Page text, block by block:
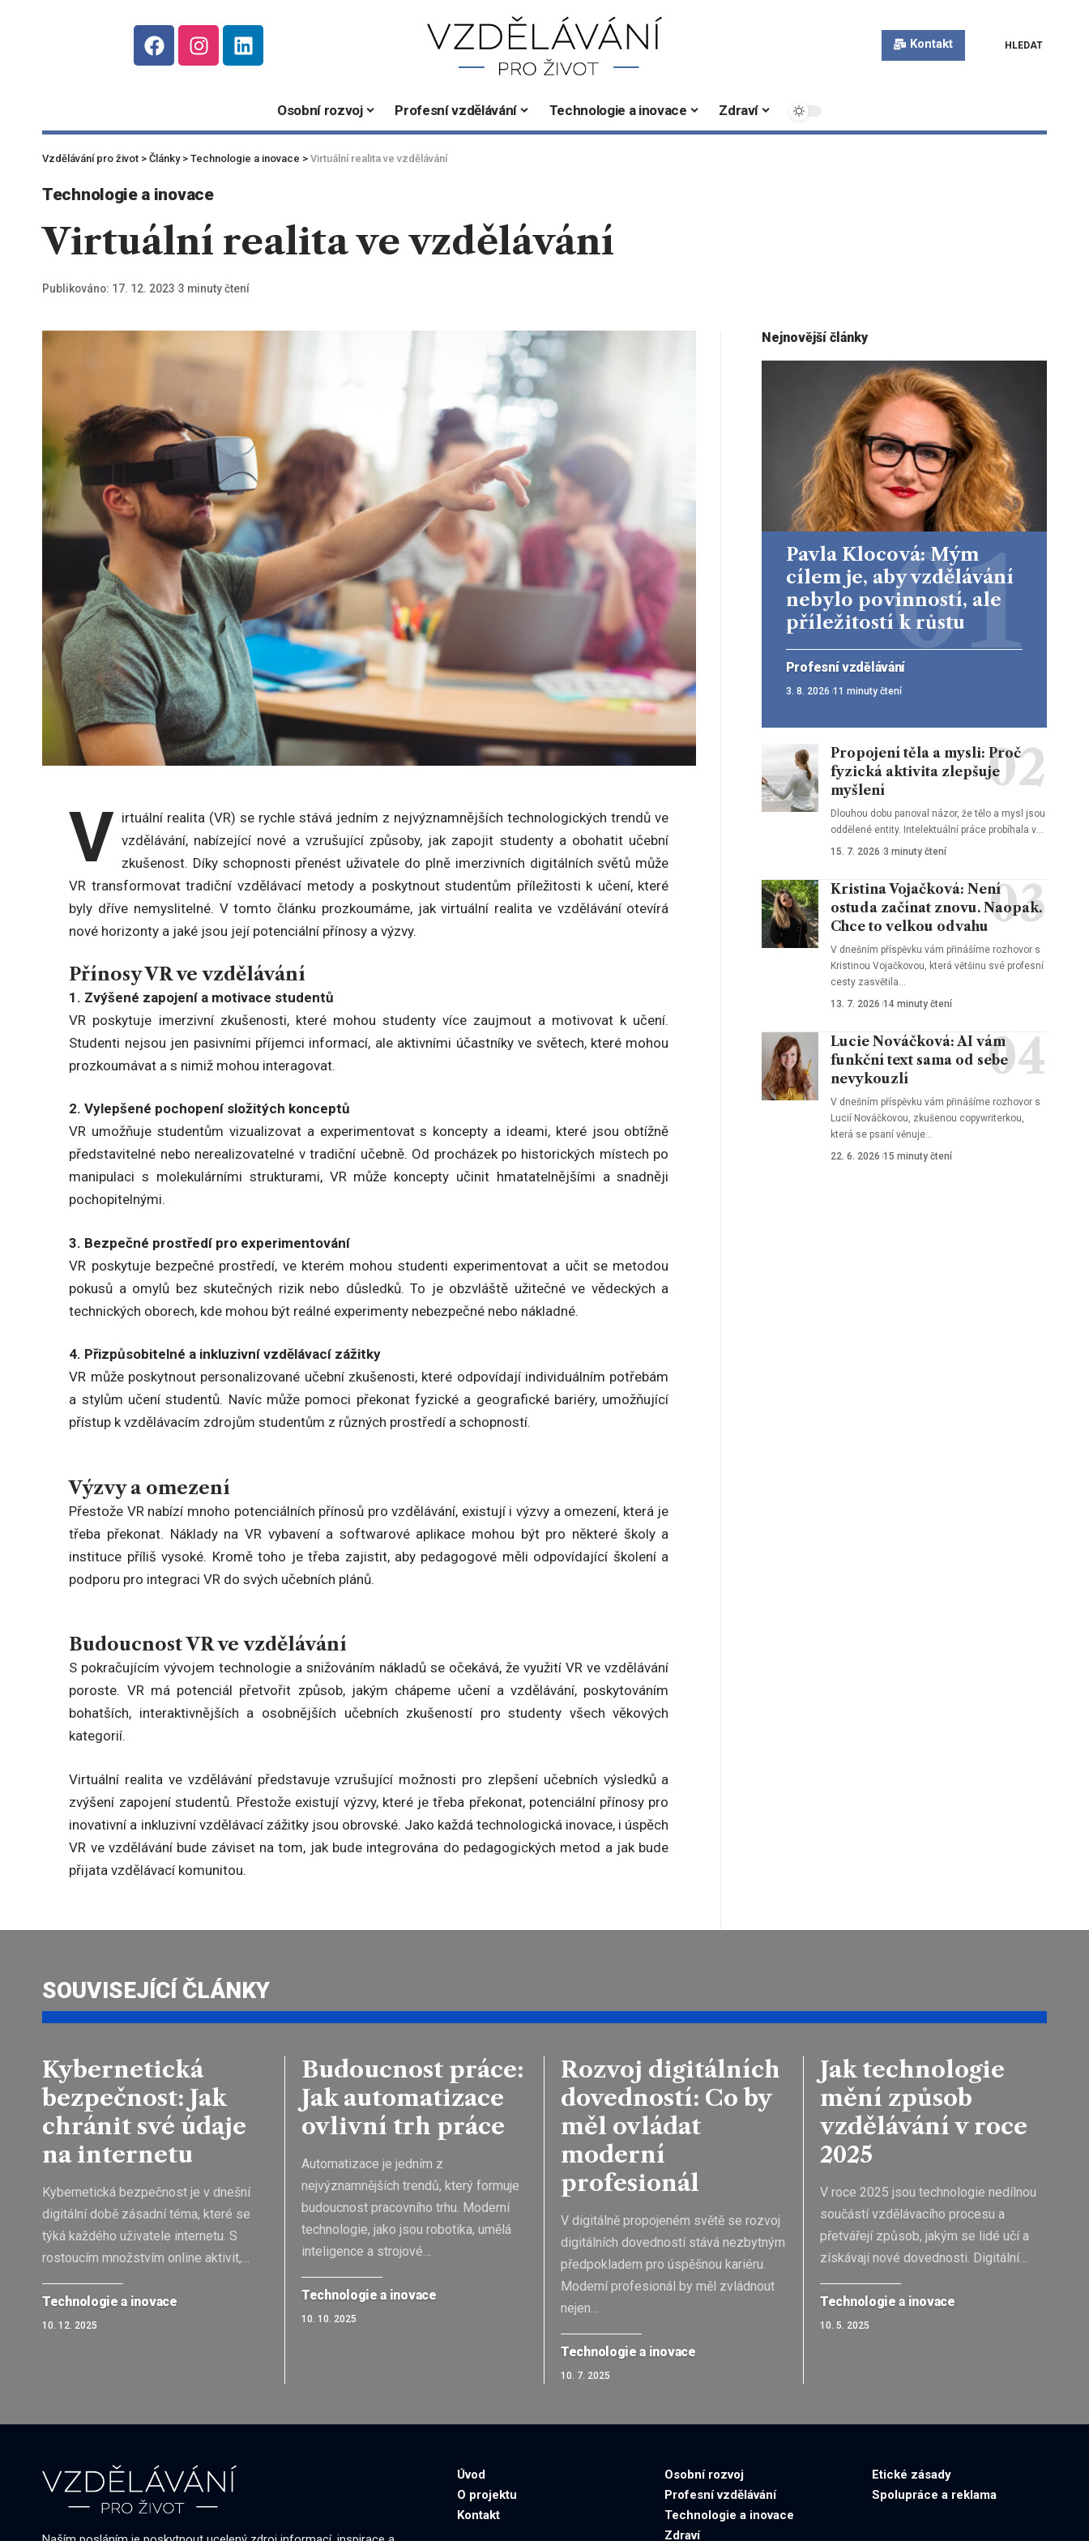
Kontakt HLEDAT
Osobní rozvoj Profesní vzdělávání Technologie a inovace Zdraví
Vzdělávání pro život > Články> Technologie a inovace > Virtuální realita ve vzdělávání
Technologie a inovace
Virtuální realita ve vzdělávání
Publikováno: 17. 12. 2023 3 minuty čtení
V irtuální realita (VR) se rychle stává jedním z nejvýznamnějších technologických trendů ve
vzdělávání, nabízející nové a vzrušující způsoby, jak zapojit studenty a obohatit učební
zkušenost. Díky schopnosti přenést uživatele do plně imerzivních digitálních světů může
VR transformovat tradiční vzdělávací metody a poskytnout studentům příležitosti k učení, které
byly dříve nemyslitelné. V tomto článku prozkoumáme, jak virtuální realita ve vzdělávání otevírá
nové horizonty a jaké jsou její potenciální přínosy a výzvy.
Přínosy VR ve vzdělávání
1. Zvýšené zapojení a motivace studentů
VR poskytuje imerzivní zkušenosti, které mohou studenty více zaujmout a motivovat k učení.
Studenti nejsou jen pasivními příjemci informací, ale aktivními účastníky ve světech, které mohou
prozkoumávat a s nimiž mohou interagovat.
2. Vylepšené pochopení složitých konceptů
VR umožňuje studentům vizualizovat a experimentovat s koncepty a ideami, které jsou obtížně
představitelné nebo nerealizovatelné v tradiční učebně. Od procházek po historických místech po
manipulaci s molekulárními strukturami, VR může koncepty učinit hmatatelnějšími a snadněji
pochopitelnými.
3. Bezpečné prostředí pro experimentování
VR poskytuje bezpečné prostředí, ve kterém mohou studenti experimentovat a učit se metodou
pokusů a omylů bez skutečných rizik nebo důsledků. To je obzvláště užitečné ve vědeckých a
technických oborech, kde mohou být reálné experimenty nebezpečné nebo nákladné.
4. Přizpůsobitelné a inkluzivní vzdělávací zážitky
VR může poskytnout personalizované učební zkušenosti, které odpovídají individuálním potřebám
a stylům učení studentů. Navíc může pomoci překonat fyzické a geografické bariéry, umožňující
přístup k vzdělávacím zdrojům studentům z různých prostředí a schopností.
Výzvy a omezení
Přestože VR nabízí mnoho potenciálních přínosů pro vzdělávání, existují i výzvy a omezení, která je
třeba překonat. Náklady na VR vybavení a softwarové aplikace mohou být pro některé školy a
instituce příliš vysoké. Kromě toho je třeba zajistit, aby pedagogové měli odpovídající školení a
podporu pro integraci VR do svých učebních plánů.
Budoucnost VR ve vzdělávání
S pokračujícím vývojem technologie a snižováním nákladů se očekává, že využití VR ve vzdělávání
poroste. VR má potenciál přetvořit způsob, jakým chápeme učení a vzdělávání, poskytováním
bohatších, interaktivnějších a osobnějších učebních zkušeností pro studenty všech věkových
kategorií.
Virtuální realita ve vzdělávání představuje vzrušující možnosti pro zlepšení učebních výsledků a
zvýšení zapojení studentů. Přestože existují výzvy, které je třeba překonat, potenciální přínosy pro
inovativní a inkluzivní vzdělávací zážitky jsou obrovské. Jako každá technologická inovace, i úspěch
VR ve vzdělávání bude záviset na tom, jak bude integrována do pedagogických metod a jak bude
přijata vzdělávací komunitou.
Nejnovější články
Pavla Klocová: Mým
cílem je, aby vzdělávání
nebylo povinností, ale
příležitostí k růstu
Profesní vzdělávání
3. 8. 2026 11 minuty čtení
Propojení těla a mysli: Proč
fyzická aktivita zlepšuje
myšlení
Dlouhou dobu panoval názor, že tělo a mysl jsou
oddělené entity. Intelektuální práce probíhala v…
15. 7. 2026 3 minuty čtení
Kristina Vojačková: Není
ostuda začínat znovu. Naopak.
Chce to velkou odvahu
V dnešním příspěvku vám přinášíme rozhovor s
Kristinou Vojačkovou, která většinu své profesní
cesty zasvětila…
13. 7. 2026 14 minuty čtení
Lucie Nováčková: AI vám
funkční text sama od sebe
nevykouzlí
V dnešním příspěvku vám přinášíme rozhovor s
Lucií Nováčkovou, zkušenou copywriterkou,
která se psaní věnuje…
22. 6. 2026 15 minuty čtení
SOUVISEJÍCÍ ČLÁNKY
Kybernetická
bezpečnost: Jak
chránit své údaje
na internetu
Kybernetická bezpečnost je v dnešní
digitální době zásadní téma, které se
týká každého uživatele internetu. S
rostoucím množstvím online aktivit,…
Technologie a inovace
10. 12. 2025
Budoucnost práce:
Jak automatizace
ovlivní trh práce
Automatizace je jedním z
nejvýznamnějších trendů, který formuje
budoucnost pracovního trhu. Moderní
technologie, jako jsou robotika, umělá
inteligence a strojové…
Technologie a inovace
10. 10. 2025
Rozvoj digitálních
dovedností: Co by
měl ovládat
moderní
profesionál
V digitálně propojeném světě se rozvoj
digitálních dovedností stává nezbytným
předpokladem pro úspěšnou kariéru.
Moderní profesionál by měl zvládnout
nejen…
Technologie a inovace
10. 7. 2025
Jak technologie
mění způsob
vzdělávání v roce
2025
V roce 2025 jsou technologie nedílnou
součástí vzdělávacího procesu a
přetvářejí způsob, jakým se lidé učí a
získávají nové dovednosti. Digitální…
Technologie a inovace
10. 5. 2025
Úvod
O projektu
Kontakt
Osobní rozvoj
Profesní vzdělávání
Technologie a inovace
Zdraví
Etické zásady
Spolupráce a reklama